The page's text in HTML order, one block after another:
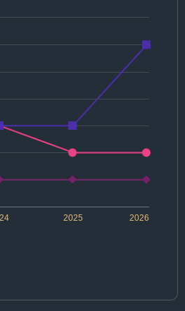
2026
2025